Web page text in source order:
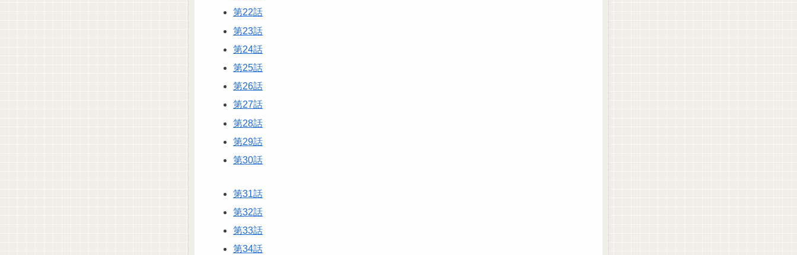
第22話
第23話
第24話
第25話
第26話
第27話
第28話
第29話
第30話
第31話
第32話
第33話
第34話